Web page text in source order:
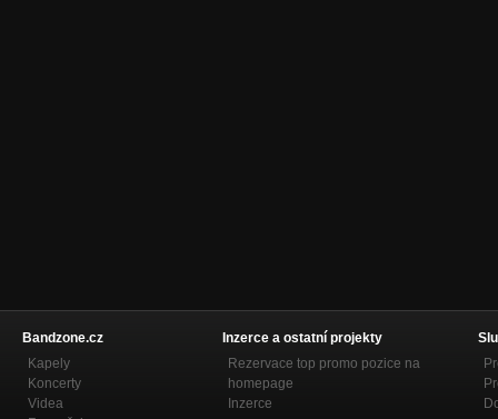
Bandzone.cz
Kapely
Koncerty
Videa
Inzerce a ostatní projekty
Rezervace top promo pozice na
homepage
Inzerce